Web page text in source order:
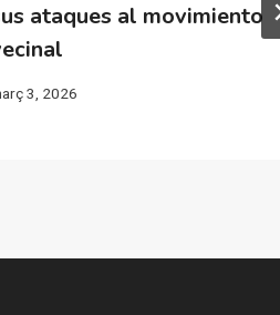
ataques al movimiento
3, 2026